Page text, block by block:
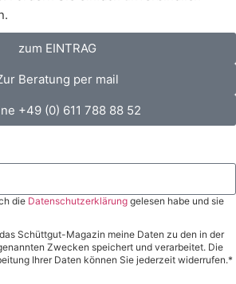
zum EINTRAG
Beratung per mail
+49 (0) 611 788 88 52
die Datenschutzerklärung gelesen habe und sie
Schüttgut-Magazin meine Daten zu den in der
Zwecken speichert und verarbeitet. Die
Ihrer Daten können Sie jederzeit widerrufen.*